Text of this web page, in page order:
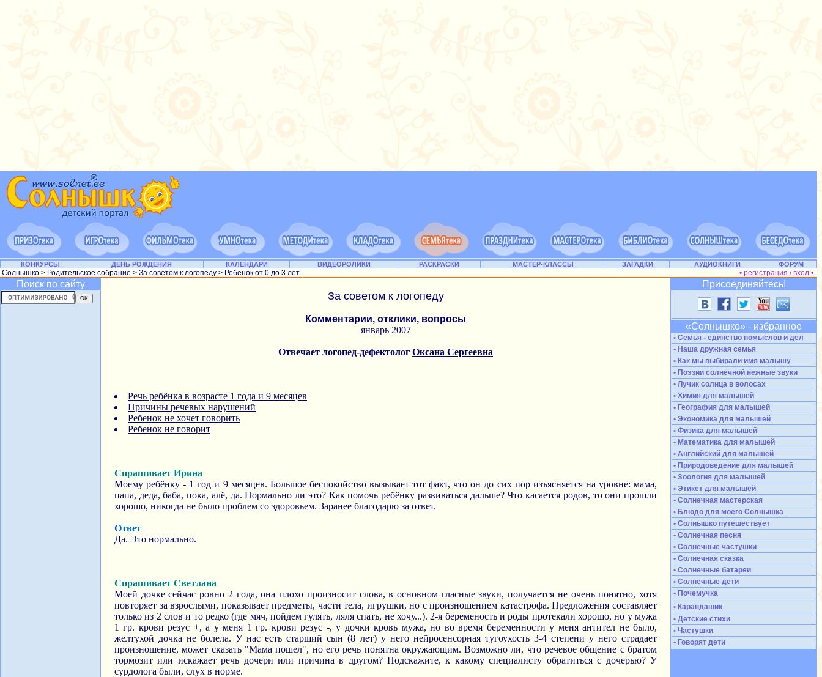
КОНКУРСЫ ДЕНЬ РОЖДЕНИЯ КАЛЕНДАРИ ВИДЕОРОЛИКИ РАСКРАСКИ МАСТЕР-КЛАССЫ ЗАГАДКИ АУДИОКНИГИ ФОРУМ
Солнышко > Родительское собрание > За советом к логопеду > Ребенок от 0 до 3 лет • регистрация / вход •
Поиск по сайту
За советом к логопеду
Комментарии, отклики, вопросы
январь 2007
Отвечает логопед-дефектолог Оксана Сергеевна
Речь ребёнка в возрасте 1 года и 9 месяцев
Причины речевых нарушений
Ребенок не хочет говорить
Ребенок не говорит
Спрашивает Ирина
Моему ребёнку - 1 год и 9 месяцев. Большое беспокойство вызывает тот факт, что он до сих пор изъясняется на уровне: мама,
папа, деда, баба, пока, алё, да. Нормально ли это? Как помочь ребёнку развиваться дальше? Что касается родов, то они прошли
хорошо, никогда не было проблем со здоровьем. Заранее благодарю за ответ.
Ответ
Да. Это нормально.
Спрашивает Светлана
Моей дочке сейчас ровно 2 года, она плохо произносит слова, в основном гласные звуки, получается не очень понятно, хотя
повторяет за взрослыми, показывает предметы, части тела, игрушки, но с произношением катастрофа. Предложения составляет
только из 2 слов и то редко (где мяч, пойдем гулять, ляля спать, не хочу...). 2-я беременость и роды протекали хорошо, но у мужа
1 гр. крови резус +, а у меня 1 гр. крови резус -, у дочки кровь мужа, но во время беременности у меня антител не было,
желтухой дочка не болела. У нас есть старший сын (8 лет) у него нейросенсорная тугоухость 3-4 степени у него страдает
произношение, может сказать "Мама пошел", но его речь понятна окружающим. Возможно ли, что речевое общение с братом
тормозит или искажает речь дочери или причина в другом? Подскажите, к какому специалисту обратиться с дочерью? У
сурдолога были, слух в норме.
Присоединяйтесь!
«Солнышко» - избранное
• Семья - единство помыслов и дел
• Наша дружная семья
• Как мы выбирали имя малышу
• Поэзии солнечной нежные звуки
• Лучик солнца в волосах
• Химия для малышей
• География для малышей
• Экономика для малышей
• Физика для малышей
• Математика для малышей
• Английский для малышей
• Природоведение для малышей
• Зоология для малышей
• Этикет для малышей
• Солнечная мастерская
• Блюдо для моего Солнышка
• Солнышко путешествует
• Солнечная песня
• Солнечные частушки
• Солнечная сказка
• Солнечные батареи
• Солнечные дети
• Почемучка
• Карандашик
• Детские стихи
• Частушки
• Говорят дети